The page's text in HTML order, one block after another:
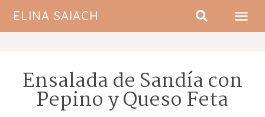
ELINA SAIACH
Ensalada de Sandía con
Pepino y Queso Feta